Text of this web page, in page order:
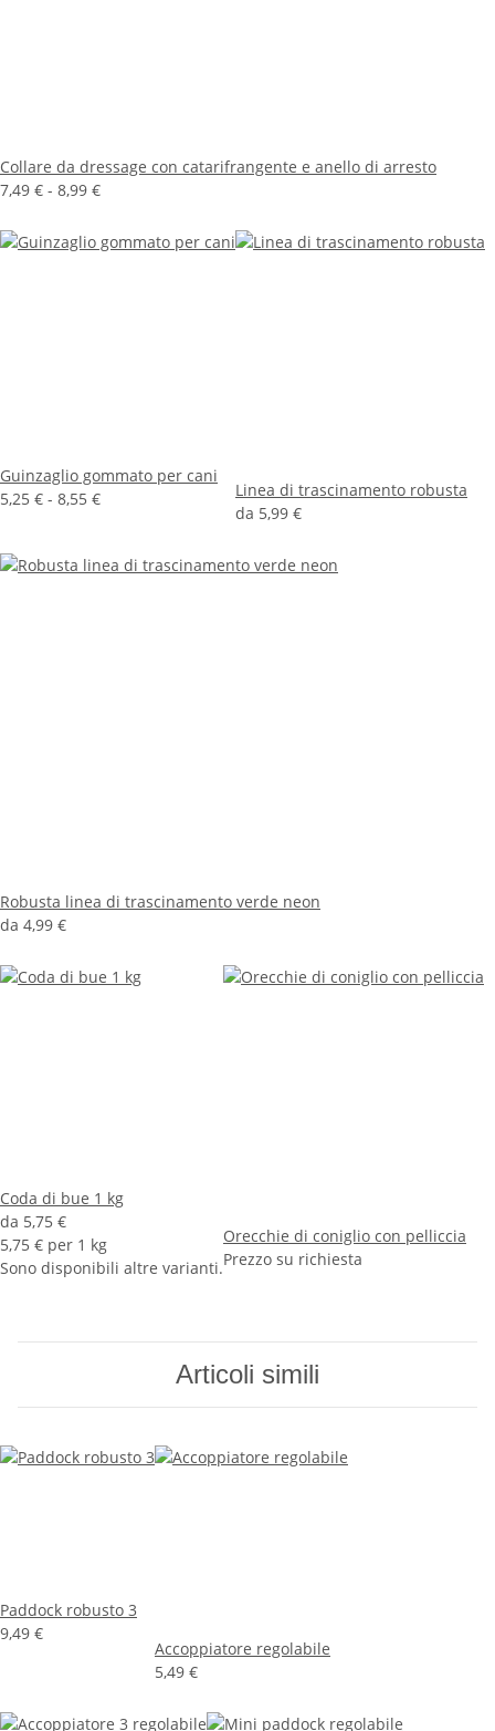
Collare da dressage con catarifrangente e anello di arresto
7,49 € - 8,99 €
Guinzaglio gommato per cani
5,25 € - 8,55 €
Linea di trascinamento robusta
da 5,99 €
Robusta linea di trascinamento verde neon
da 4,99 €
Coda di bue 1 kg
da 5,75 €
5,75 € per 1 kg
Sono disponibili altre varianti.
Orecchie di coniglio con pelliccia
Prezzo su richiesta
Articoli simili
Paddock robusto 3
9,49 €
Accoppiatore regolabile
5,49 €